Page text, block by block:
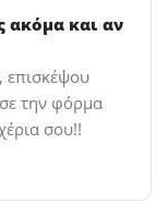
ακόμα και αν
επισκέψου
την φόρμα
σου!!